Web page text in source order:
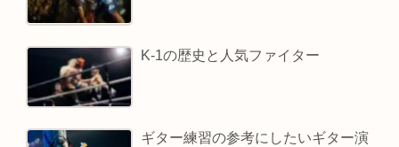
K-1の歴史と人気ファイター
ギター練習の参考にしたいギター演